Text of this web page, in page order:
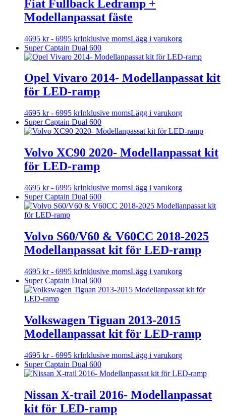
alternativen
kan
väljas
på
produktsidan
Fiat Fullback Ledramp +
Modellanpassat fäste
4695 kr- 6995 krInklusive momsLägg i varukorgDen
produkten
flera
varianter.
alternativen
väljas
produktsidan
Super Captain Dual 600
Opel Vivaro 2014- Modellanpassat kit
för LED-ramp
4695 kr- 6995 krInklusive momsLägg i varukorgDen
produkten
varianter.
alternativen
kan
väljas
på
Super Captain Dual 600
Volvo XC90 2020- Modellanpassat kit
för LED-ramp
4695 kr- 6995 krInklusive momsLägg i varukorgDen
produkten
varianter.
De
olika
kan
väljas
på
produktsidan
Super Captain Dual 600
Volvo S60/V60 & V60CC 2018-2025
Modellanpassat kit för LED-ramp
4695 kr- 6995 krInklusive momsLägg i varukorgDen
produkten
olika
kan
väljas
på
produktsidan
Super Captain Dual 600
Volkswagen Tiguan 2013-2015
Modellanpassat kit för LED-ramp
4695 kr- 6995 krInklusive momsLägg i varukorgDen
produkten
varianter.
Super Captain Dual 600
Nissan X-trail 2016- Modellanpassat
kit för LED-ramp